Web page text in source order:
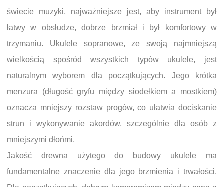
świecie muzyki, najważniejsze jest, aby instrument był
łatwy w obsłudze, dobrze brzmiał i był komfortowy w
trzymaniu. Ukulele sopranowe, ze swoją najmniejszą
wielkością spośród wszystkich typów ukulele, jest
naturalnym wyborem dla początkujących. Jego krótka
menzura (długość gryfu między siodełkiem a mostkiem)
oznacza mniejszy rozstaw progów, co ułatwia dociskanie
strun i wykonywanie akordów, szczególnie dla osób z
mniejszymi dłońmi.
Jakość drewna użytego do budowy ukulele ma
fundamentalne znaczenie dla jego brzmienia i trwałości.